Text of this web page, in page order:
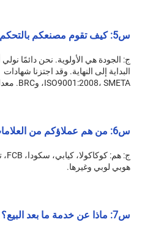
س5: كيف تقوم مصنعكم بالتحكم في الجودة؟
ISO9001:2008، SMETA، وBRC. معدل الاجتياز: أكثر من 98%.
س6: من هم عملاؤكم من العلامات التجارية العالمية؟
هوبي لوبي وغيرها.
س7: ماذا عن خدمة ما بعد البيع؟